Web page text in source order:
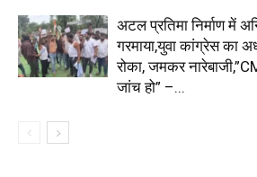
अटल प्रतिमा निर्माण में
गरमाया,युवा कांग्रेस का
रोका, जमकर
जांच हो” –...